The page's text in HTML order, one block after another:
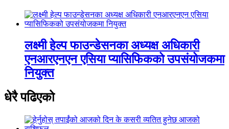
लक्ष्मी हेल्प फाउन्डेसनका अध्यक्ष अधिकारी
एनआरएनएन एसिया प्यासिफिकको उपसंयोजकमा
नियुक्त
धेरै पढिएको